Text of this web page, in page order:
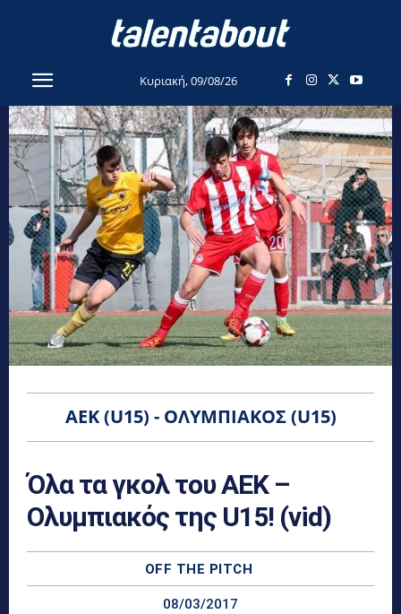
Κυριακή, 09/08/26
ΑΕΚ (U15) - ΟΛΥΜΠΙΑΚΌΣ (U15)
Όλα τα γκολ του ΑΕΚ –
Ολυμπιακός της U15! (vid)
OFF THE PITCH
08/03/2017